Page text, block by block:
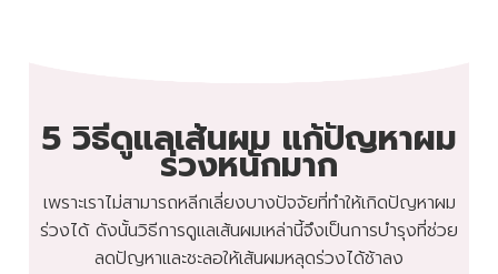
5 วิธีดูแลเส้นผม แก้ปัญหาผม
ร่วงหนักมาก
เพราะเราไม่สามารถหลีกเลี่ยงบางปัจจัยที่ทำให้เกิดปัญหาผม
ร่วงได้ ดังนั้นวิธีการดูแลเส้นผมเหล่านี้จึงเป็นการบำรุงที่ช่วย
ลดปัญหาและชะลอให้เส้นผมหลุดร่วงได้ช้าลง